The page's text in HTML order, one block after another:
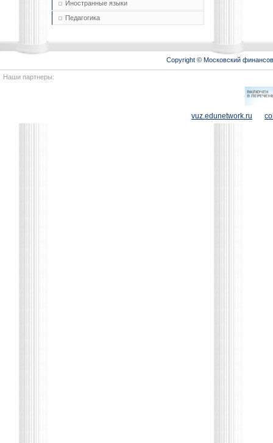
Иностранные языки
Педагогика
Copyright © Московский
Наши партнеры:
vuz.edunetwork.ru